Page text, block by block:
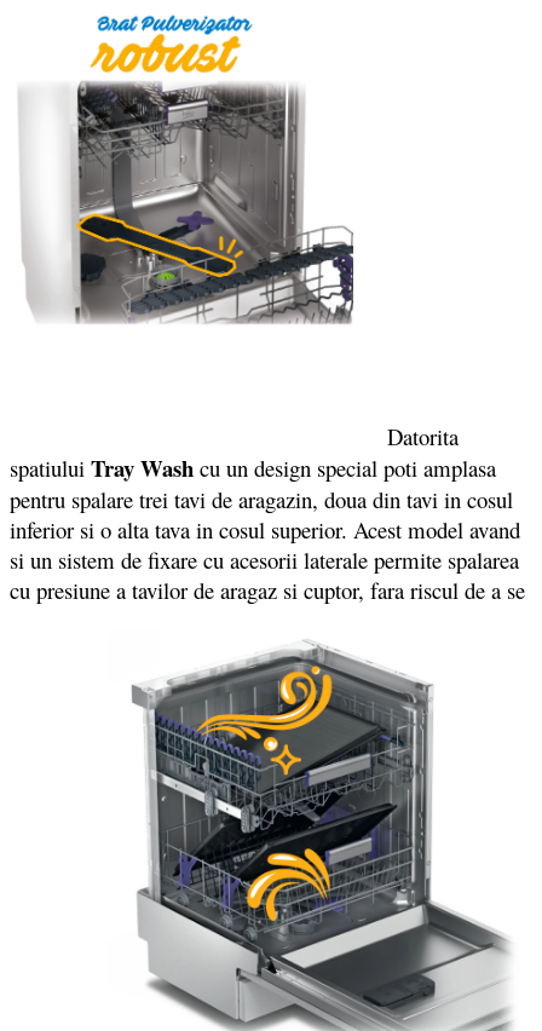
Datorita
spatiului Tray Wash cu un design special poti amplasa
pentru spalare trei tavi de aragazin, doua din tavi in cosul
inferior si o alta tava in cosul superior. Acest model avand
si un sistem de fixare cu acesorii laterale permite spalarea
cu presiune a tavilor de aragaz si cuptor, fara riscul de a se